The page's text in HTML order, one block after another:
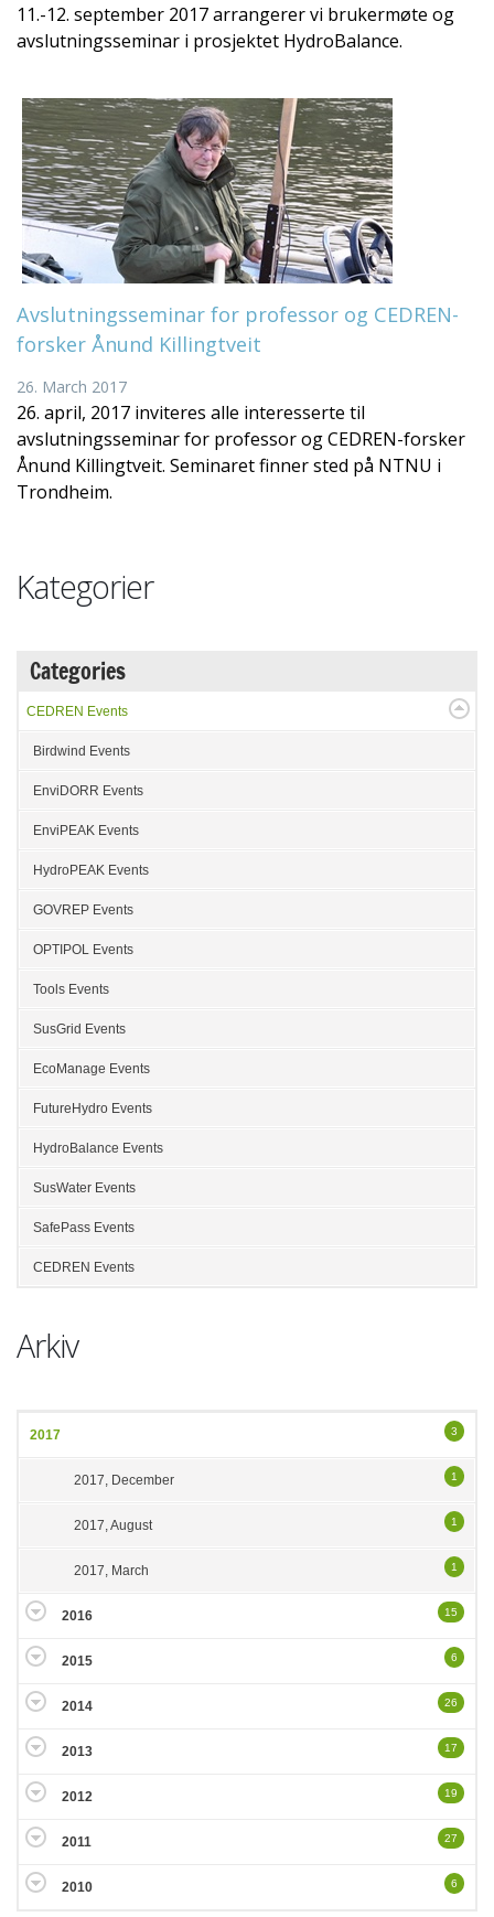
11.-12. september 2017 arrangerer vi brukermøte og
avslutningsseminar i prosjektet HydroBalance.
Avslutningsseminar for professor og CEDREN-
forsker Ånund Killingtveit
26. March 2017
26. april, 2017 inviteres alle interesserte til
avslutningsseminar for professor og CEDREN-forsker
Ånund Killingtveit. Seminaret finner sted på NTNU i
Trondheim.
Kategorier
Categories
CEDREN Events
Birdwind Events
EnviDORR Events
EnviPEAK Events
HydroPEAK Events
GOVREP Events
OPTIPOL Events
Tools Events
SusGrid Events
EcoManage Events
FutureHydro Events
HydroBalance Events
SusWater Events
SafePass Events
CEDREN Events
Arkiv
2017 3
2017, December 1
2017, August 1
2017, March 1
2016 15
2015 6
2014 26
2013 17
2012 19
2011 27
2010 6